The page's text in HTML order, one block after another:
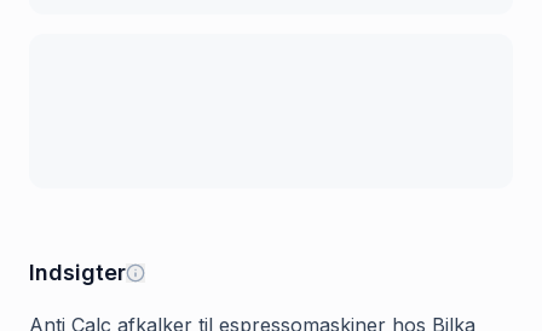
Indsigter
Anti Calc afkalker til espressomaskiner hos Bilka